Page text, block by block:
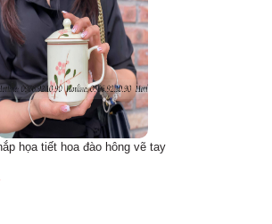
họa tiết hoa đào hông vẽ tay